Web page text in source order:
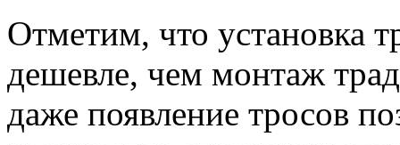
Отметим, что установка
дешевле, чем монтаж
даже появление тросов